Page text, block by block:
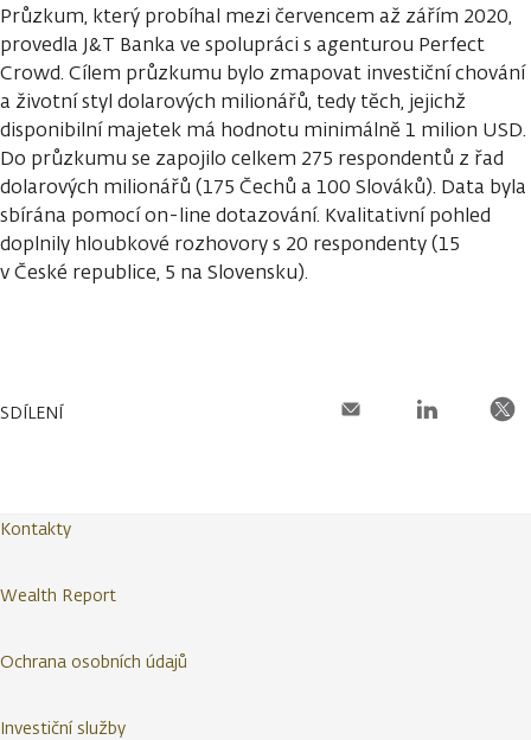
Průzkum, který probíhal mezi červencem až zářím 2020,
provedla J&T Banka ve spolupráci s agenturou Perfect
Crowd. Cílem průzkumu bylo zmapovat investiční chování
a životní styl dolarových milionářů, tedy těch, jejichž
disponibilní majetek má hodnotu minimálně 1 milion USD.
Do průzkumu se zapojilo celkem 275 respondentů z řad
dolarových milionářů (175 Čechů a 100 Slováků). Data byla
sbírána pomocí on-line dotazování. Kvalitativní pohled
doplnily hloubkové rozhovory s 20 respondenty (15
v České republice, 5 na Slovensku).
SDÍLENÍ
Kontakty
Wealth Report
Ochrana osobních údajů
Investiční služby